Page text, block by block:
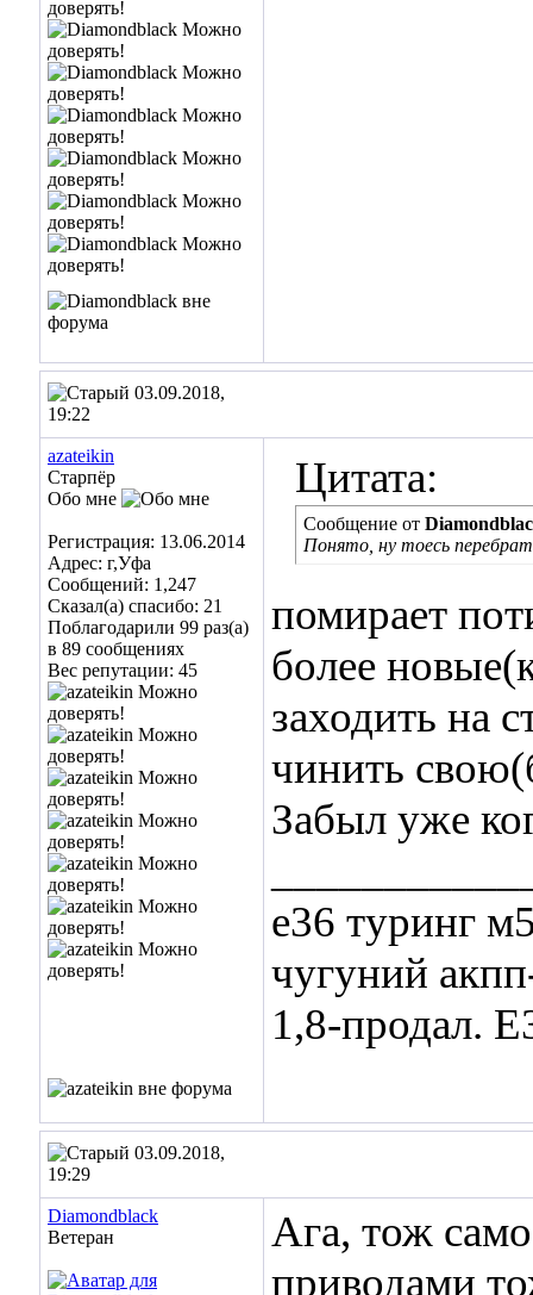
03.09.2018,
19:22
azateikin
Старпёр
Обо мне
Регистрация: 13.06.2014
Адрес: г,Уфа
Сообщений: 1,247
Сказал(а) спасибо: 21
Поблагодарили 99 раз(а)
в 89 сообщениях
Вес репутации: 45
Цитата:
Сообщение от
Понято, ну тоесь
помирает
более
заходить на
чинить
Забыл уже
е36 туринг
чугуний
1,8-продал.
03.09.2018,
19:29
Diamondblack
Ветеран
Ага, тож
приводами